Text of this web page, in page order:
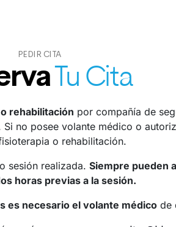
PEDIR CITA
Tu Cita
rehabilitación por compañía de
no posee volante médico o
o rehabilitación.
sesión realizada.Siempre pueden
horas previas a la sesión.
es necesario el volante médico de